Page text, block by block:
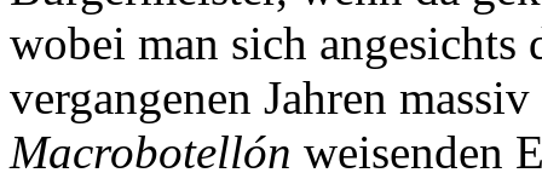
wobei man sich angesichts
vergangenen Jahren
Macrobotellón weisenden